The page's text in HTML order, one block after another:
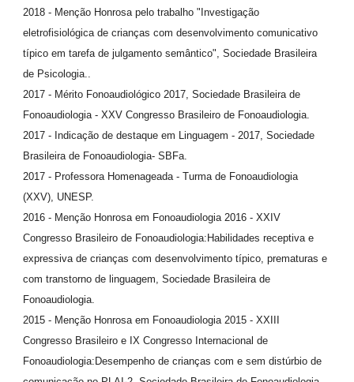
2018 - Menção Honrosa pelo trabalho "Investigação
eletrofisiológica de crianças com desenvolvimento comunicativo
típico em tarefa de julgamento semântico", Sociedade Brasileira
de Psicologia..
2017 - Mérito Fonoaudiológico 2017, Sociedade Brasileira de
Fonoaudiologia - XXV Congresso Brasileiro de Fonoaudiologia.
2017 - Indicação de destaque em Linguagem - 2017, Sociedade
Brasileira de Fonoaudiologia- SBFa.
2017 - Professora Homenageada - Turma de Fonoaudiologia
(XXV), UNESP.
2016 - Menção Honrosa em Fonoaudiologia 2016 - XXIV
Congresso Brasileiro de Fonoaudiologia:Habilidades receptiva e
expressiva de crianças com desenvolvimento típico, prematuras e
com transtorno de linguagem, Sociedade Brasileira de
Fonoaudiologia.
2015 - Menção Honrosa em Fonoaudiologia 2015 - XXIII
Congresso Brasileiro e IX Congresso Internacional de
Fonoaudiologia:Desempenho de crianças com e sem distúrbio de